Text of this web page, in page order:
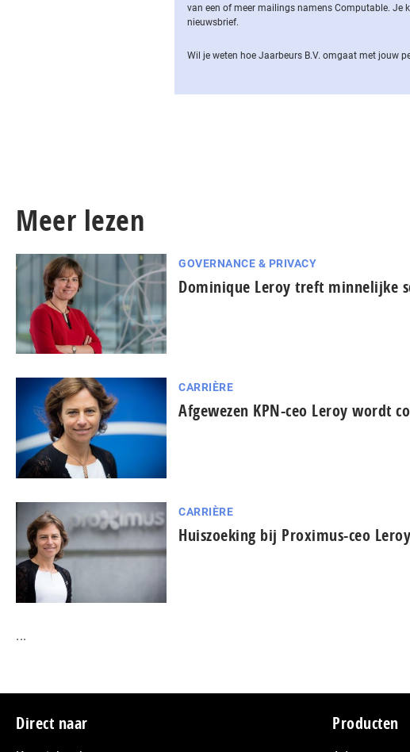
van een of meer mailings namens Computable. Je
nieuwsbrief.
Wil je weten hoe Jaarbeurs B.V. omgaat met jouw
Meer lezen
GOVERNANCE & PRIVACY
Dominique Leroy treft minnelijke
CARRIÈRE
Afgewezen KPN-ceo Leroy wordt
CARRIÈRE
Huiszoeking bij Proximus-ceo Leroy
...
Footer
Direct naar Producten